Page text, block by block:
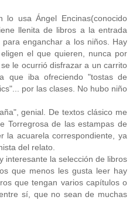
lo usa Ángel Encinas(conocido
llenita de libros a la entrada
enganchar a los niños. Hay
el que quieren, nunca por
le ocurrió disfrazar a un carrito
que iba ofreciendo "tostas de
por las clases. No hubo niño
genial. De textos clásico me
Torregrosa de las estampas de
la acuarela correspondiente, ya
del relato.
interesante la selección de libros
que menos les gusta leer hay
que tengan varios capítulos o
sí, que no sean de muchas